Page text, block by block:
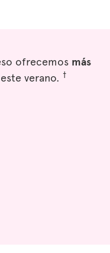
ofrecemos más
verano. †